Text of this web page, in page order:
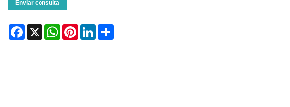
Enviar consulta
Facebook
X WhatsAppPinterestLinkedInShare